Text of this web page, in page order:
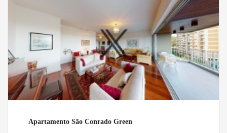
Apartamento São Conrado Green